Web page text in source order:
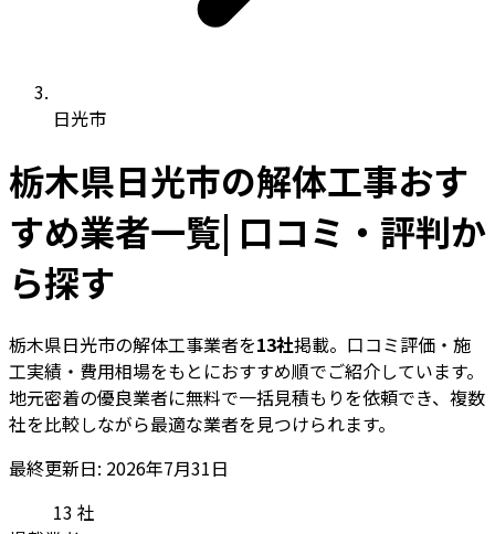
日光市
栃木県日光市の解体工事おす
すめ業者一覧| 口コミ・評判か
ら探す
栃木県日光市の解体工事業者を13社掲載。口コミ評価・施
工実績・費用相場をもとにおすすめ順でご紹介しています。
地元密着の優良業者に無料で一括見積もりを依頼でき、複数
社を比較しながら最適な業者を見つけられます。
最終更新日: 2026年7月31日
13 社